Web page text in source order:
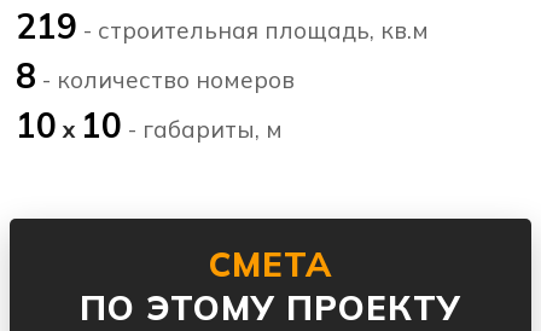
219 - строительная площадь, кв.м
8 - количество номеров
10 х 10 - габариты, м
СМЕТА
ПО ЭТОМУ ПРОЕКТУ